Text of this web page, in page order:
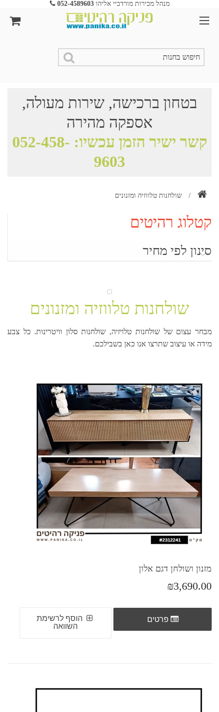
מנהל מכירות מורדכיי אליהו052-4589603
בטחון ברכישה, שירות מעולה,
אספקה מהירה
קשר ישיר הזמן עכשיו: 052-458-
9603
/ שולחנות טלווזיה ומזנונים
קטלוג רהיטים
סינון לפי מחיר
שולחנות טלווזיה ומזנונים
מבחר עצום של שולחנות טלויזיה, שולחנות סלון וויטרינות. כל צבע
מידה או עיצוב שתרצו אנו כאן בשבילכם.
מזנון ושולחן דגם אלון
₪3,690.00
פרטים
הוסף לרשימת
השוואה